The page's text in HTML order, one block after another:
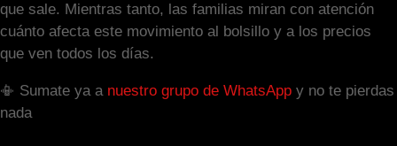
que sale. Mientras tanto, las familias miran con atención
cuánto afecta este movimiento al bolsillo y a los precios
que ven todos los días.
📳 Sumate ya a nuestro grupo de WhatsApp y no te pierdas
nada